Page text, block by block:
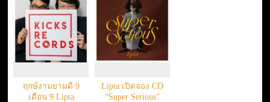
ฤกษ์งามยามดี 9
เดือน 9 Lipta
Lipta เปิดจอง CD
“Super Serious”